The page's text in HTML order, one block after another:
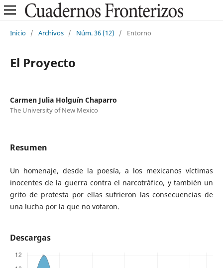
Inicio / Archivos / Núm. 36 (12) / Entorno
El Proyecto
Carmen Julia Holguín Chaparro
The University of New Mexico
Resumen
Un homenaje, desde la poesía, a los mexicanos víctimas
inocentes de la guerra contra el narcotráfico, y también un
grito de protesta por ellas sufrieron las consecuencias de
una lucha por la que no votaron.
Descargas